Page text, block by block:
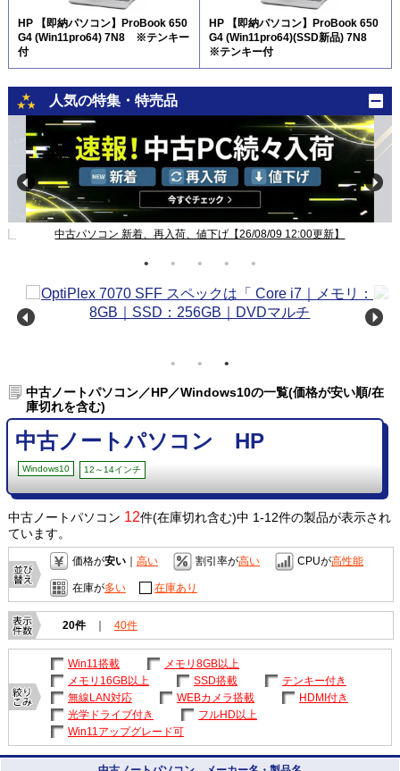
HP 【即納パソコン】ProBook 650
G4 (Win11pro64) 7N8 ※テンキー
付
HP 【即納パソコン】ProBook 650
G4 (Win11pro64)(SSD新品) 7N8
※テンキー付
人気の特集・特売品
中古パソコン 新着、再入荷、値下げ【26/08/09 12:00更新】
中古ノートパソコン／HP／Windows10の一覧(価格が安い順/在
庫切れを含む)
中古ノートパソコン HP
Windows10 12～14インチ
中古ノートパソコン 12件(在庫切れ含む)中 1-12件の製品が表示され
ています。
価格が安い｜ 高い 割引率が高い CPUが高性能
在庫が多い 在庫あり
20件 ｜ 40件
Win11搭載
メモリ8GB以上
メモリ16GB以上
SSD搭載
テンキー付き
無線LAN対応
WEBカメラ搭載
HDMI付き
光学ドライブ付き
フルHD以上
Win11アップグレード可